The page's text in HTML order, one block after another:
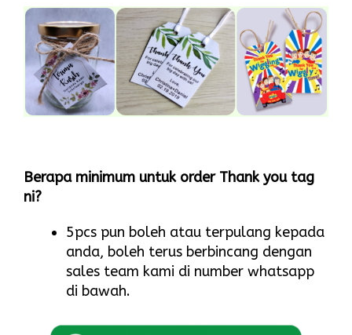
Berapa minimum untuk order Thank you tag
ni?
5pcs pun boleh atau terpulang kepada
anda, boleh terus berbincang dengan
sales team kami di number whatsapp
di bawah.